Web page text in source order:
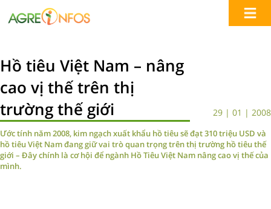
Hồ tiêu Việt Nam – nâng
cao vị thế trên thị
trường thế giới
29 | 01 | 2008
Ước tính năm 2008, kim ngạch xuất khẩu hồ tiêu sẽ đạt 310 triệu USD và
hồ tiêu Việt Nam đang giữ vai trò quan trọng trên thị trường hồ tiêu thế
giới – Đây chính là cơ hội để ngành Hồ Tiêu Việt Nam nâng cao vị thế của
mình.